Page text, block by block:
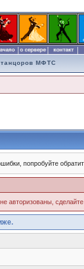
МФТС
попробуйте
авторизованы,